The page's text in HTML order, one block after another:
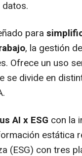
para
, la gestión
Ofrece un uso
se divide en
AI x ESG con la
estática
(ESG) con tres